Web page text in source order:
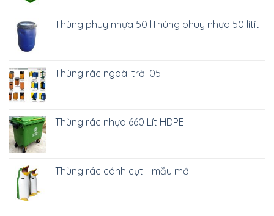
Thùng phuy nhựa 50 lThùng phuy nhựa 50 lítít
Thùng rác ngoài trời 05
Thùng rác nhựa 660 Lít HDPE
Thùng rác cánh cụt - mẫu mới